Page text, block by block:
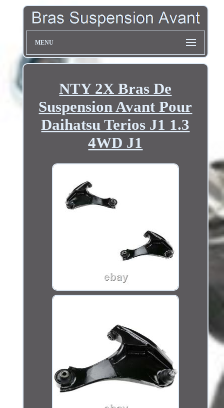
MENU
NTY 2X Bras De
Suspension Avant Pour
Daihatsu Terios J1 1.3
4WD J1